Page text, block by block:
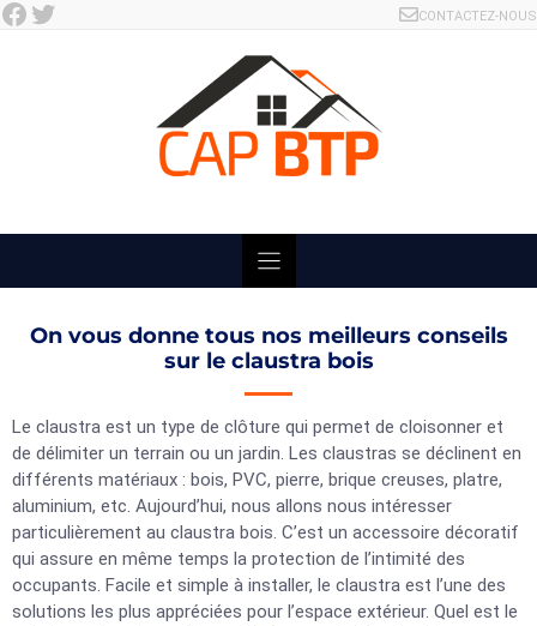
Skip
Facebook Twitter CONTACTEZ-NOUS
On vous donne tous nos meilleurs conseils
sur le claustra bois
Le claustra est un type de clôture qui permet de cloisonner et
de délimiter un terrain ou un jardin. Les claustras se déclinent en
différents matériaux : bois, PVC, pierre, brique creuses, platre,
aluminium, etc. Aujourd’hui, nous allons nous intéresser
particulièrement au claustra bois. C’est un accessoire décoratif
qui assure en même temps la protection de l’intimité des
occupants. Facile et simple à installer, le claustra est l’une des
solutions les plus appréciées pour l’espace extérieur. Quel est le